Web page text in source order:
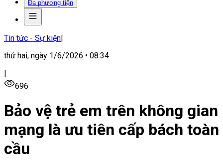
Đa phương tiện
Tin tức - Sự kiện|
thứ hai, ngày 1/6/2026 • 08:34
|
696
Bảo vệ trẻ em trên không gian
mạng là ưu tiên cấp bách toàn
cầu